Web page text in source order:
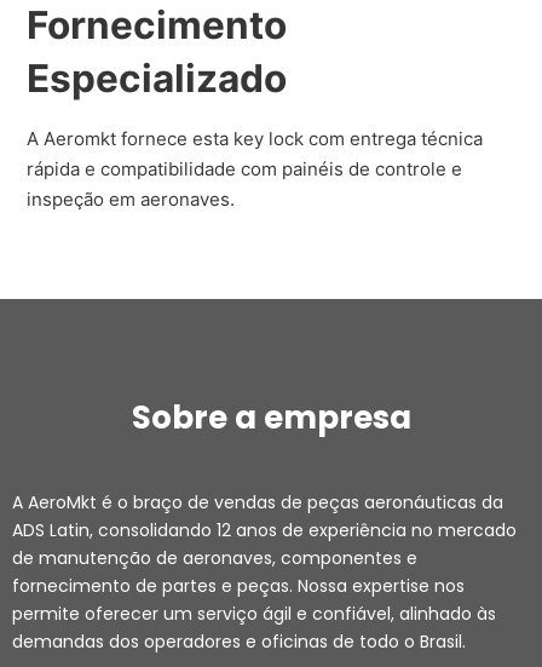
Fornecimento
Especializado
A Aeromkt fornece esta key lock com entrega técnica
rápida e compatibilidade com painéis de controle e
inspeção em aeronaves.
Sobre a empresa
A AeroMkt é o braço de vendas de peças aeronáuticas da
ADS Latin, consolidando 12 anos de experiência no mercado
de manutenção de aeronaves, componentes e
fornecimento de partes e peças. Nossa expertise nos
permite oferecer um serviço ágil e confiável, alinhado às
demandas dos operadores e oficinas de todo o Brasil.